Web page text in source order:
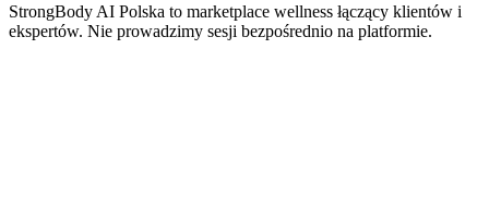
StrongBody AI Polska to marketplace wellness łączący klientów i
ekspertów. Nie prowadzimy sesji bezpośrednio na platformie.